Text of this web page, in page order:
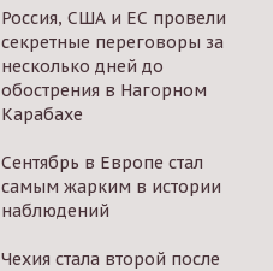
Россия, США и ЕС провели
секретные переговоры за
несколько дней до
обострения в Нагорном
Карабахе
Сентябрь в Европе стал
самым жарким в истории
наблюдений
Чехия стала второй после